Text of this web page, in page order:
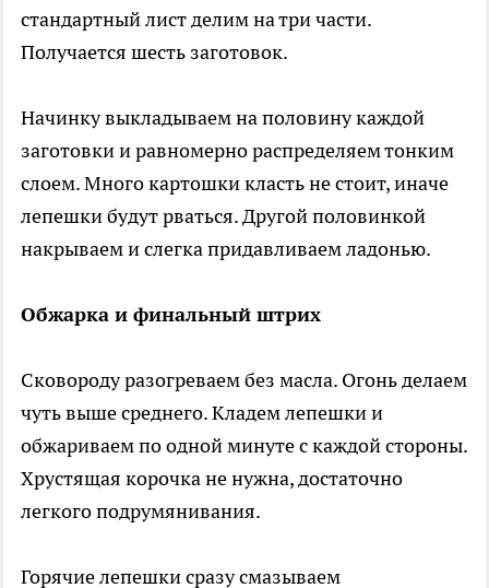
стандартный лист делим на три части.
Получается шесть заготовок.
Начинку выкладываем на половину каждой
заготовки и равномерно распределяем тонким
слоем. Много картошки класть не стоит, иначе
лепешки будут рваться. Другой половинкой
накрываем и слегка придавливаем ладонью.
Обжарка и финальный штрих
Сковороду разогреваем без масла. Огонь делаем
чуть выше среднего. Кладем лепешки и
обжариваем по одной минуте с каждой стороны.
Хрустящая корочка не нужна, достаточно
легкого подрумянивания.
Горячие лепешки сразу смазываем